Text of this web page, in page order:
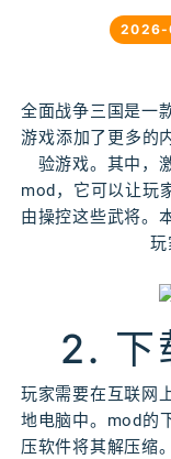
2026-
全面战争三国是一
游戏添加了更多的
验游戏。其中，
mod，它可以让玩
由操控这些武将。
玩
2. 下
玩家需要在互联网
地电脑中。mod的
压软件将其解压缩